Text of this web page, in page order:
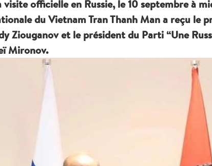
visite officielle en Russie, le 10 septembre à
du Vietnam Tran Thanh Man a reçu le
Ziouganov et le président du Parti “Une
Mironov.